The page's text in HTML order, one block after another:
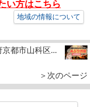
い方はこちら
地域の情報について
京都市山科区...
＞次のページ